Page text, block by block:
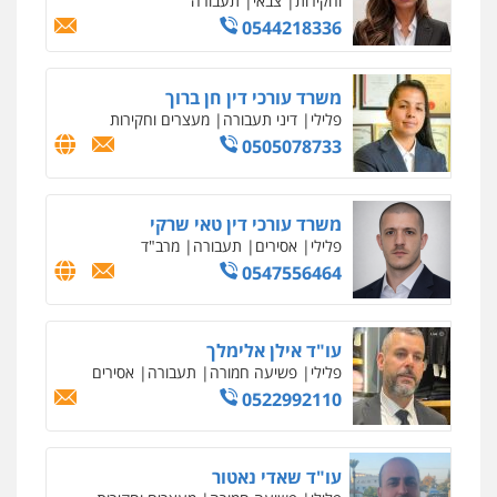
0542255161
גל דהן – משרד עורך דין פלילי
פלילי פשיעה חמורה סמים מעצרים
וחקירות
0544723840
עו"ד ראוף נג'אר
פלילי עורכי דין לענייני אסירים מעצרים
סמים רכוש
0548009246
עדי כרמלי – חברת עו"ד
פלילי כלכלי עורכי דין לענייני אסירים
0525060666
גיא זהבי משרד עורכי דין